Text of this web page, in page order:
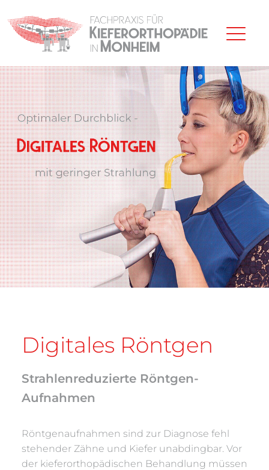
Digitales Röntgen
Strahlenreduzierte Röntgen-
Aufnahmen
Röntgenaufnahmen sind zur Diagnose fehl
stehender Zähne und Kiefer unabdingbar. Vor
der kieferorthopädischen Behandlung müssen